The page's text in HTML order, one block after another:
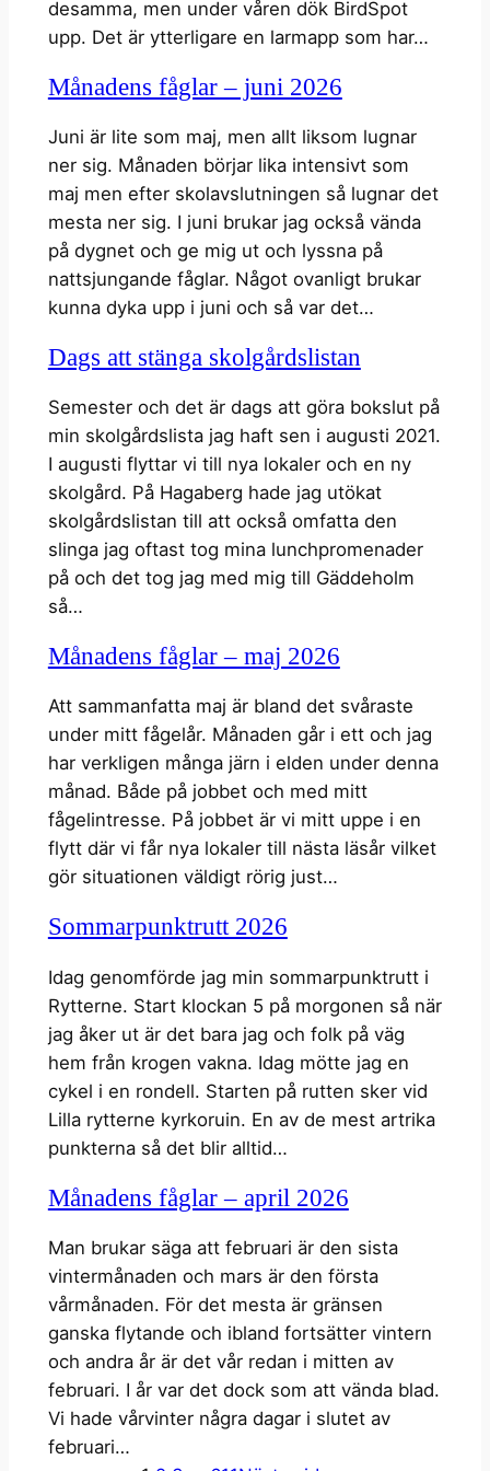
desamma, men under våren dök BirdSpot
upp. Det är ytterligare en larmapp som har…
Månadens fåglar – juni 2026
Juni är lite som maj, men allt liksom lugnar
ner sig. Månaden börjar lika intensivt som
maj men efter skolavslutningen så lugnar det
mesta ner sig. I juni brukar jag också vända
på dygnet och ge mig ut och lyssna på
nattsjungande fåglar. Något ovanligt brukar
kunna dyka upp i juni och så var det…
Dags att stänga skolgårdslistan
Semester och det är dags att göra bokslut på
min skolgårdslista jag haft sen i augusti 2021.
I augusti flyttar vi till nya lokaler och en ny
skolgård. På Hagaberg hade jag utökat
skolgårdslistan till att också omfatta den
slinga jag oftast tog mina lunchpromenader
på och det tog jag med mig till Gäddeholm
så…
Månadens fåglar – maj 2026
Att sammanfatta maj är bland det svåraste
under mitt fågelår. Månaden går i ett och jag
har verkligen många järn i elden under denna
månad. Både på jobbet och med mitt
fågelintresse. På jobbet är vi mitt uppe i en
flytt där vi får nya lokaler till nästa läsår vilket
gör situationen väldigt rörig just…
Sommarpunktrutt 2026
Idag genomförde jag min sommarpunktrutt i
Rytterne. Start klockan 5 på morgonen så när
jag åker ut är det bara jag och folk på väg
hem från krogen vakna. Idag mötte jag en
cykel i en rondell. Starten på rutten sker vid
Lilla rytterne kyrkoruin. En av de mest artrika
punkterna så det blir alltid…
Månadens fåglar – april 2026
Man brukar säga att februari är den sista
vintermånaden och mars är den första
vårmånaden. För det mesta är gränsen
ganska flytande och ibland fortsätter vintern
och andra år är det vår redan i mitten av
februari. I år var det dock som att vända blad.
Vi hade vårvinter några dagar i slutet av
februari…